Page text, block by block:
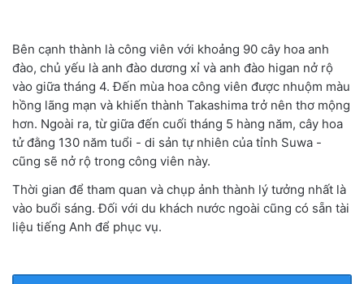
Bên cạnh thành là công viên với khoảng 90 cây hoa anh
đào, chủ yếu là anh đào dương xỉ và anh đào higan nở rộ
vào giữa tháng 4. Đến mùa hoa công viên được nhuộm màu
hồng lãng mạn và khiến thành Takashima trở nên thơ mộng
hơn. Ngoài ra, từ giữa đến cuối tháng 5 hàng năm, cây hoa
tử đằng 130 năm tuổi - di sản tự nhiên của tỉnh Suwa -
cũng sẽ nở rộ trong công viên này.
Thời gian để tham quan và chụp ảnh thành lý tưởng nhất là
vào buổi sáng. Đối với du khách nước ngoài cũng có sẵn tài
liệu tiếng Anh để phục vụ.